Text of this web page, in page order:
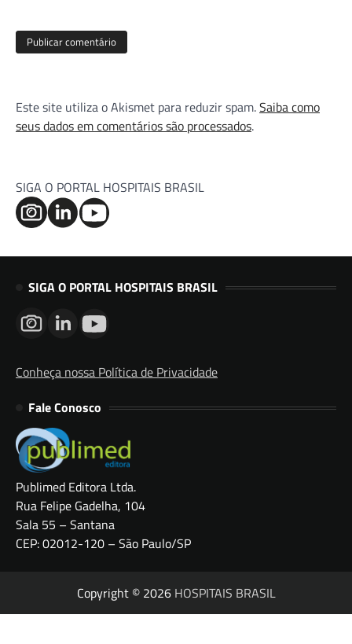
Este site utiliza o Akismet para reduzir spam.Saiba como
seus dados em comentários são processados.
SIGA O PORTAL HOSPITAIS BRASIL
SIGA O PORTAL HOSPITAIS BRASIL
Conheça nossa Política de Privacidade
Fale Conosco
Publimed Editora Ltda.
Rua Felipe Gadelha, 104
Sala 55 – Santana
CEP: 02012-120 – São Paulo/SP
Copyright © 2026 HOSPITAIS BRASIL